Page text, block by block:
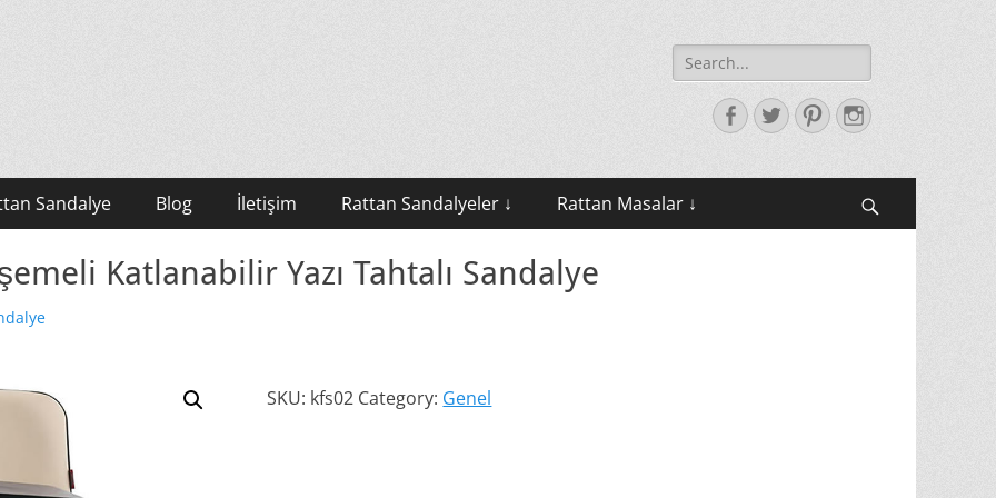
Search
for:
Facebook
TwitterPinterestInstagram
Sandalye Blog İletişim Rattan Sandalyeler ↓ Rattan Masalar ↓
Katlanabilir Yazı Tahtalı Sandalye
SKU: kfs02 Category: Genel